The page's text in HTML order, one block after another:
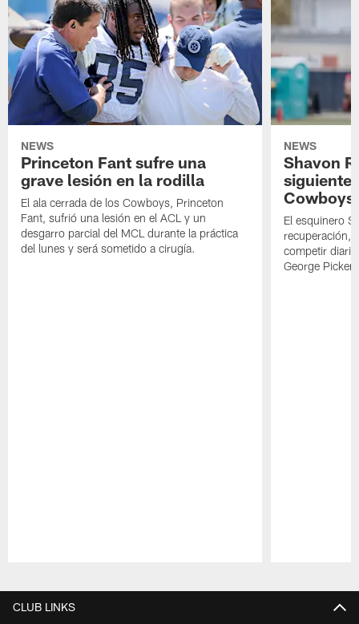
NEWS
Princeton Fant sufre una
grave lesión en la rodilla
El ala cerrada de los Cowboys, Princeton
Fant, sufrió una lesión en el ACL y un
desgarro parcial del MCL durante la práctica
del lunes y será sometido a cirugía.
NEWS
Shavon
siguiente
Cowboys
El esquinero
recuperación,
competir
George
CLUB LINKS